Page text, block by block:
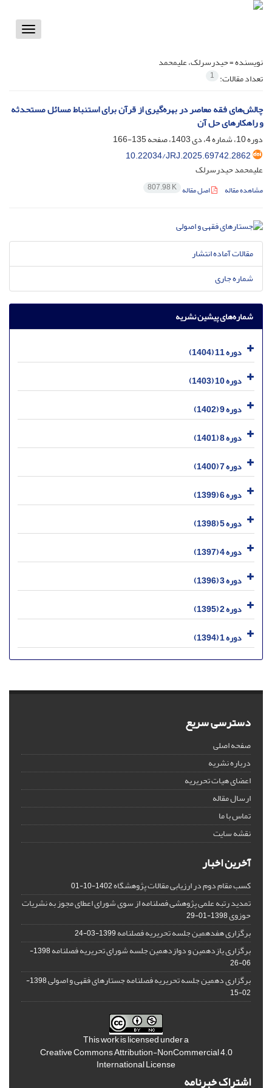
Toggle
نویسنده =حیدرسرلک، علیمحمد
تعداد مقالات: 1
چالش‌های فقه معاصر در بهره‌گیری از قرآن برای استنباط مسائل مستحدثه
و راهکارهای حل آن
دوره 10، شماره 4، دی 1403، صفحه
135-166
10.22034/JRJ.2025.69742.2862
علیمحمد حیدرسرلک
مشاهده مقاله اصل مقاله 807.98 K
مقالات آماده انتشار
شماره جاری
شماره‌های پیشین نشریه
دوره 11 (1404)
دوره 10 (1403)
دوره 9 (1402)
دوره 8 (1401)
دوره 7 (1400)
دوره 6 (1399)
دوره 5 (1398)
دوره 4 (1397)
دوره 3 (1396)
دوره 2 (1395)
دوره 1 (1394)
دسترسی سریع
صفحه اصلی
درباره نشریه
اعضای هیات تحریریه
ارسال مقاله
تماس با ما
نقشه سایت
آخرین اخبار
کسب مقام دوم در ارزیابی مقالات پژوهشگاه1402-10-01
تمدید رتبه علمی پژوهشی فصلنامه از سوی شورای اعطای مجوز به نشریات
حوزوی1398-01-29
برگزاری هفدهمین جلسه تحریریه فصلنامه1399-03-24
برگزاری یازدهمین و دوازدهمین جلسه شورای تحریریه فصلنامه
1398-
06-26
برگزاری دهمین جلسه تحریریه فصلنامه جستارهای فقهی و اصولی
1398-
02-15
This work is licensed under a
Creative Commons Attribution-NonCommercial 4.0
International License
اشتراک خبرنامه